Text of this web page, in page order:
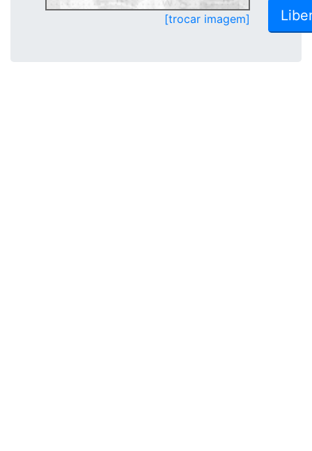
[trocar imagem]